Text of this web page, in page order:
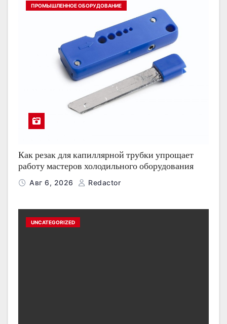
ПРОМЫШЛЕННОЕ ОБОРУДОВАНИЕ
Как резак для капиллярной трубки упрощает
работу мастеров холодильного оборудования
Авг 6, 2026 Redactor
UNCATEGORIZED